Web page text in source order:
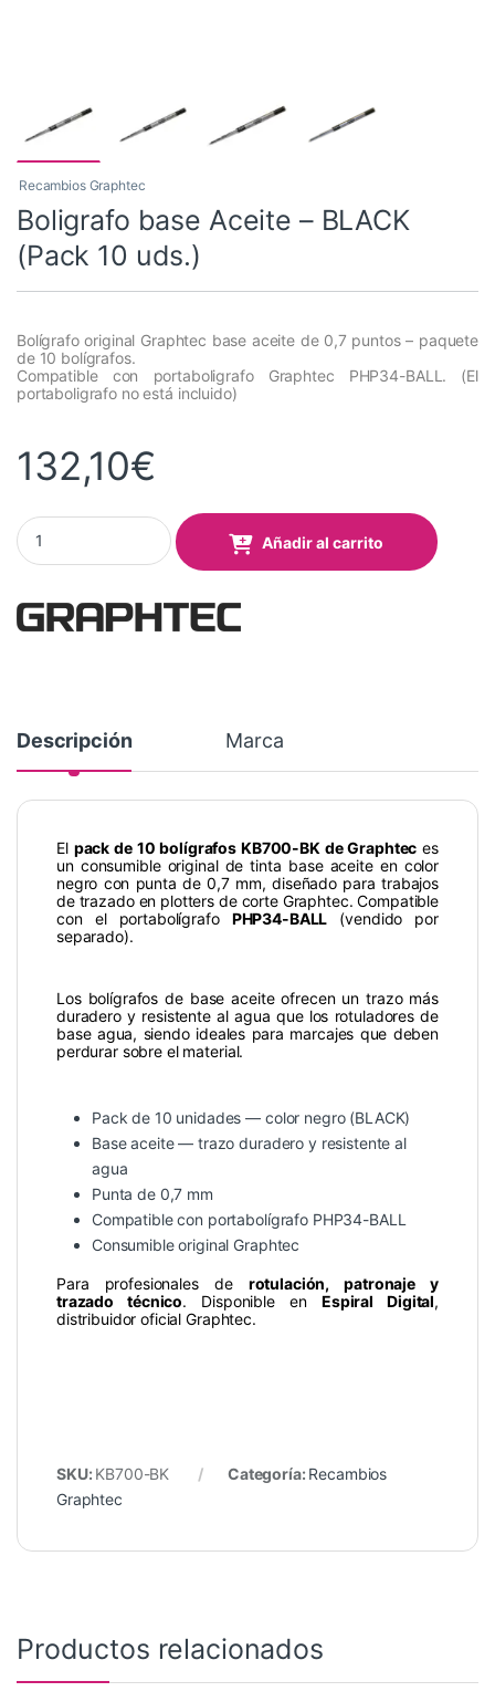
Recambios Graphtec
Boligrafo base Aceite – BLACK
(Pack 10 uds.)
Bolígrafo original Graphtec base aceite de 0,7 puntos – paquete
de 10 bolígrafos.
Compatible con portaboligrafo Graphtec PHP34-BALL. (El
portaboligrafo no está incluido)
132,10€
Boligrafo base Aceite - BLACK (Pack 10 uds.) quantity
Añadir al carrito
Descripción Marca
El pack de 10 bolígrafos KB700-BK de Graphtec es
un consumible original de tinta base aceite en color
negro con punta de 0,7 mm, diseñado para trabajos
de trazado en plotters de corte Graphtec. Compatible
con el portabolígrafo PHP34-BALL (vendido por
separado).
Los bolígrafos de base aceite ofrecen un trazo más
duradero y resistente al agua que los rotuladores de
base agua, siendo ideales para marcajes que deben
perdurar sobre el material.
Pack de 10 unidades — color negro (BLACK)
Base aceite — trazo duradero y resistente al
agua
Punta de 0,7 mm
Compatible con portabolígrafo PHP34-BALL
Consumible original Graphtec
Para profesionales de rotulación, patronaje y
trazado técnico. Disponible en Espiral Digital,
distribuidor oficial Graphtec.
SKU: KB700-BK Categoría: Recambios
Graphtec
Productos relacionados